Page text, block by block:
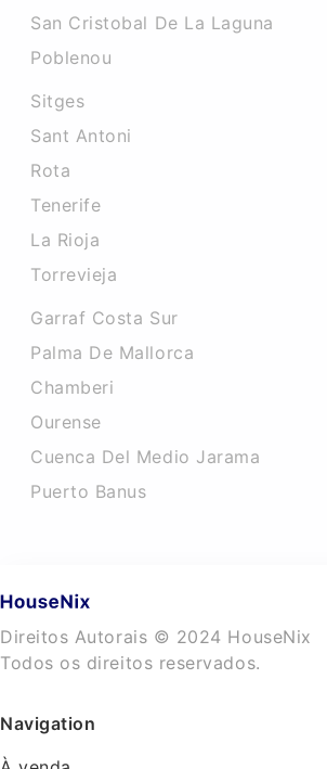
San Cristobal De La Laguna
Poblenou
Sitges
Sant Antoni
Rota
Tenerife
La Rioja
Torrevieja
Garraf Costa Sur
Palma De Mallorca
Chamberi
Ourense
Cuenca Del Medio Jarama
Puerto Banus
Direitos Autorais © 2024 HouseNix
Todos os direitos reservados.
Navigation